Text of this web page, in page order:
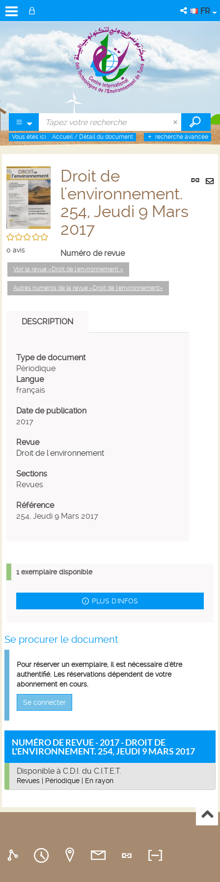
FR
recherche avancée
Vous êtes ici : Accueil / Détail du document
Lien
/5
0 avis
Droit de
l'environnement.
254, Jeudi 9 Mars
2017
Numéro de revue
Voir la revue «Droit de l'environnement »
Autres numéros de la revue «Droit de l'environnement»
DESCRIPTION
Type de document
Périodique
Langue
français
Date de publication
2017
Revue
Droit de l'environnement
Sections
Revues
Référence
254, Jeudi 9 Mars 2017
1 exemplaire disponible
PLUS D'INFOS
Se procurer le document
Pour réserver un exemplaire, il est nécessaire d'être
authentifié. Les réservations dépendent de votre
abonnement en cours.
Se connecter
NUMÉRO DE REVUE - 2017 - DROIT DE
L'ENVIRONNEMENT. 254, JEUDI 9 MARS 2017
Disponible à C.D.I. du C.I.T.E.T.
Revues | Périodique | En rayon